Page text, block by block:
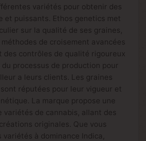
variétés pour obtenir des
et puissants. Ethos genetics met
sur la qualité de ses graines,
de croisement avancées
des contrôles de qualité rigoureux
processus de production pour
a leurs clients. Les graines
réputées pour leur vigueur et
La marque propose une
variétés de cannabis, allant des
originales. Que vous
variétés à dominance Indica,